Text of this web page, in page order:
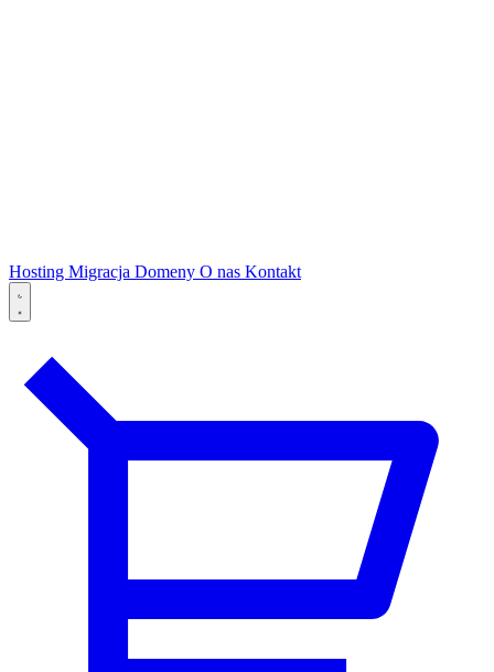
Hosting Migracja Domeny O nas Kontakt